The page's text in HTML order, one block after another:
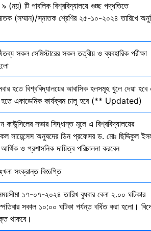
৯ (নয়) টি পাবলিক বিশ্ববিদ্যালয়ে গুচ্ছ পদ্ধতিতে
(সম্মান)/স্নাতক শ্রেণির ২৫-১০-২০২৪ তারিখে
সকল সেমিস্টারের সকল তত্বীয় ও ব্যবহারিক পরীক্ষা
হতে বিশ্ববিদ্যালয়ের আবাসিক হলসমূহ খুলে দেয়া হবে
হতে একাডেমিক কার্যক্রম চালু হবে (** Updated)
সভার সিদ্ধান্ত মূলে এ বিশ্ববিদ্যালয়ের
সায়েন্সেস অনুষদের ডিন প্রফেসর ড. মোঃ ছিদ্দিকুল
ও প্রশাসনিক দায়িত্ব পরিচালনা করবেন
সংক্রান্ত বিজ্ঞপ্তি
১৭-০৭-২০২৪ তারিখ বুধবার বেলা ২.০০ ঘটিকার
সকাল ১০:০০ ঘটিকা পর্যন্ত বর্ধিত করা হলো।
থাকবে।